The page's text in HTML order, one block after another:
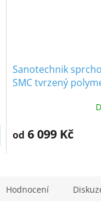
Sanotechnik
SMC tvrzený
od 6 099 Kč
Hodnocení